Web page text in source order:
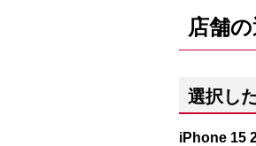
店舗
選択し
iPhone 15